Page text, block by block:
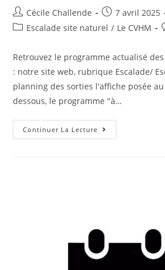
Cécile Challende
7 avril 2025
Escalade site naturel / Le CVHM
Retrouvez le programme actualisé
: notre site web, rubrique Escalade/
planning des sorties l'affiche posée
dessous, le programme "à…
Continuer La Lecture